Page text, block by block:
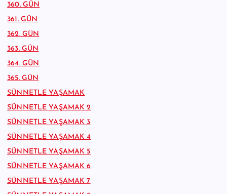
360. GÜN
361. GÜN
362. GÜN
363. GÜN
364. GÜN
365. GÜN
SÜNNETLE YAŞAMAK
SÜNNETLE YAŞAMAK 2
SÜNNETLE YAŞAMAK 3
SÜNNETLE YAŞAMAK 4
SÜNNETLE YAŞAMAK 5
SÜNNETLE YAŞAMAK 6
SÜNNETLE YAŞAMAK 7